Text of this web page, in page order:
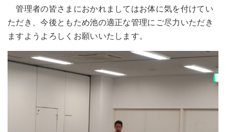
管理者の皆さまにおかれましてはお体に気を付けてい
ただき、今後ともため池の適正な管理にご尽力いただき
ますようよろしくお願いいたします。